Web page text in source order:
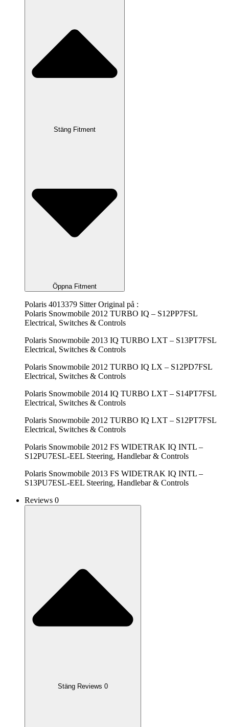
Stäng Fitment
Öppna Fitment
Polaris 4013379 Sitter Original på :
Polaris Snowmobile 2012 TURBO IQ – S12PP7FSL
Electrical, Switches & Controls
Polaris Snowmobile 2013 IQ TURBO LXT – S13PT7FSL
Electrical, Switches & Controls
Polaris Snowmobile 2012 TURBO IQ LX – S12PD7FSL
Electrical, Switches & Controls
Polaris Snowmobile 2014 IQ TURBO LXT – S14PT7FSL
Electrical, Switches & Controls
Polaris Snowmobile 2012 TURBO IQ LXT – S12PT7FSL
Electrical, Switches & Controls
Polaris Snowmobile 2012 FS WIDETRAK IQ INTL –
S12PU7ESL-EEL Steering, Handlebar & Controls
Polaris Snowmobile 2013 FS WIDETRAK IQ INTL –
S13PU7ESL-EEL Steering, Handlebar & Controls
Reviews 0
Stäng Reviews 0